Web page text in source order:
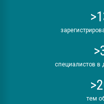
специалистов
тем